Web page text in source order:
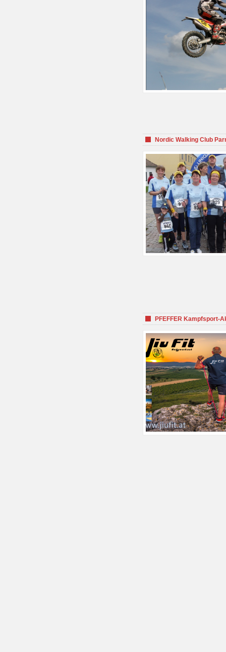
Nordic Walking Club
PFEFFER Kampfsport-